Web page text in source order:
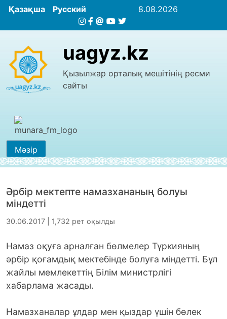
Қазақша Русский 8.08.2026
uagyz.kz
Қызылжар орталық мешітінің ресми
сайты
Мәзір
Әрбір мектепте намазхананың болуы
міндетті
30.06.2017 | 1,732 рет оқылды
Намаз оқуға арналған бөлмелер Түркияның
әрбір қоғамдық мектебінде болуға міндетті. Бұл
жайлы мемлекеттің Білім министрлігі
хабарлама жасады.
Намазханалар ұлдар мен қыздар үшін бөлек